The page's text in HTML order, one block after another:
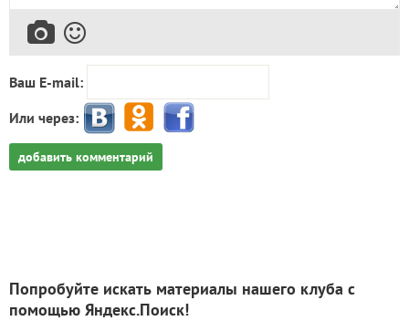
Ваш E-mail:
Или через:
добавить комментарий
Попробуйте искать материалы нашего клуба с
помощью Яндекс.Поиск!